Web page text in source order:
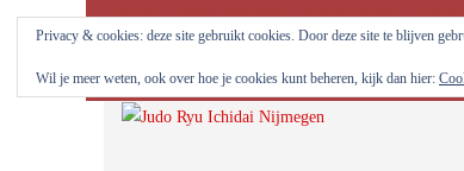
Judo Ryu Ichidai Nijmegen - Alle potentiële
Privacy & cookies: deze site gebruikt cookies. Door deze site te blijven
Wil je meer weten, ook over hoe je cookies kunt beheren, kijk dan hier: